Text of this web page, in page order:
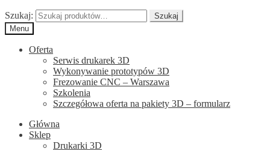
Szukaj:
Szukaj
Menu
Oferta
Serwis drukarek 3D
Wykonywanie prototypów 3D
Frezowanie CNC – Warszawa
Szkolenia
Szczegółowa oferta na pakiety 3D – formularz
Główna
Sklep
Drukarki 3D